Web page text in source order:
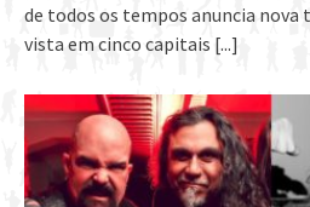
de todos os tempos anuncia nova
vista em cinco capitais [...]